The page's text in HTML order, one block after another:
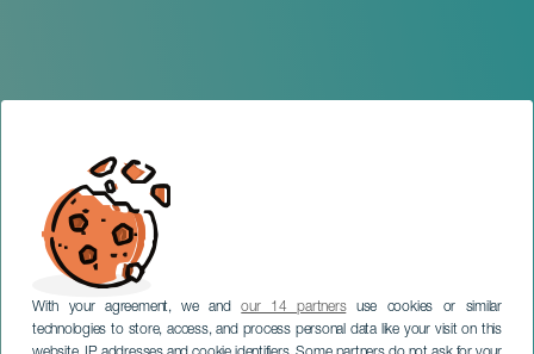
With your agreement, we andour 14 partnersuse cookies or similar
technologies to store, access, and process personal data like your visit on this